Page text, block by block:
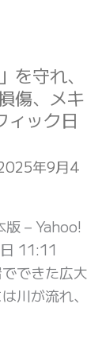
守れ、
傷、メキ
ィック日
年9月4
版 – Yahoo!
日 11:11
できた広大
川が流れ、